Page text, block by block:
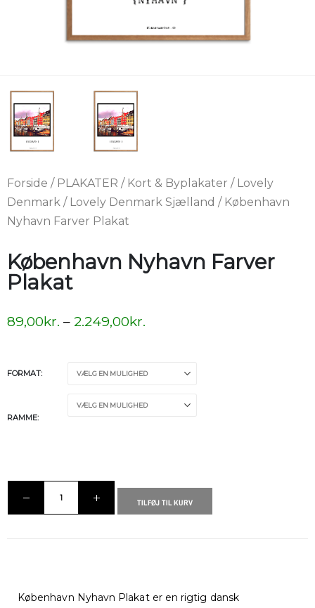
Forside / PLAKATER / Kort & Byplakater / Lovely
Denmark / Lovely Denmark Sjælland / København
Nyhavn Farver Plakat
København Nyhavn Farver
Plakat
89,00kr. – 2.249,00kr.
FORMAT
RAMME
TILFØJ TIL KURV
København Nyhavn Plakat er en rigtig dansk